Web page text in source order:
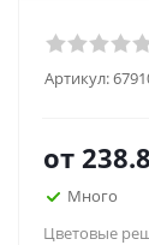
Артикул:
от
Много
Цветовые